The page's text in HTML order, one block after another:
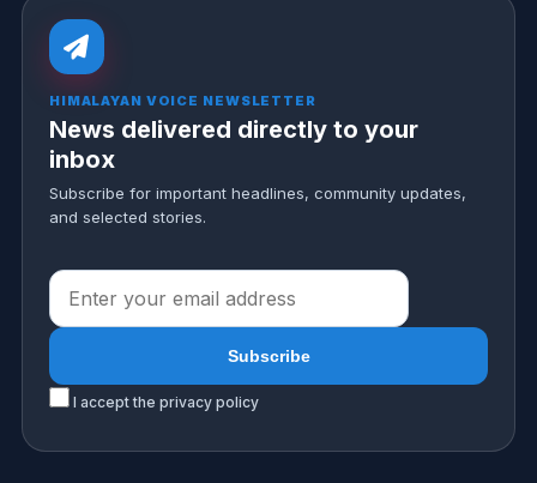
HIMALAYAN VOICE NEWSLETTER
News delivered directly to your
inbox
Subscribe for important headlines, community updates,
and selected stories.
I accept the privacy policy